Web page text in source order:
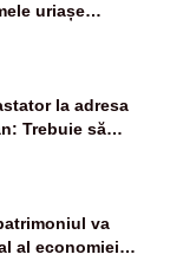
uriașe
la adresa
Trebuie să
șținem omaneii
va
al economiei